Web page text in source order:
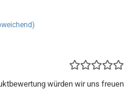
würden wir uns freuen